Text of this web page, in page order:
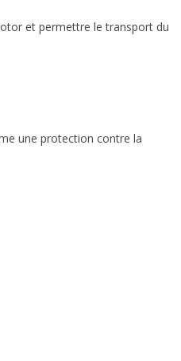
et permettre le transport du
une protection contre la